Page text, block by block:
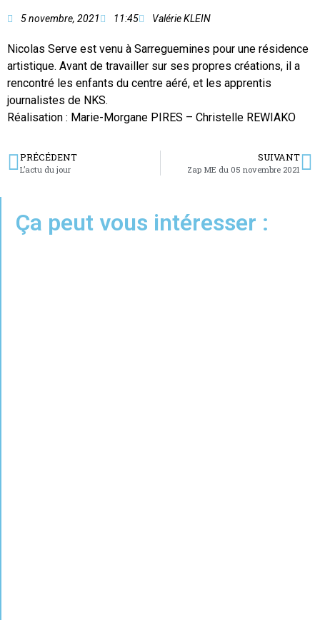
5 novembre, 2021 11:45 Valérie KLEIN
Nicolas Serve est venu à Sarreguemines pour une résidence
artistique. Avant de travailler sur ses propres créations, il a
rencontré les enfants du centre aéré, et les apprentis
journalistes de NKS.
Réalisation : Marie-Morgane PIRES – Christelle REWIAKO
PRÉCÉDENT
L’actu du jour
SUIVANT
Zap ME du 05 novembre 2021
Ça peut vous intéresser :